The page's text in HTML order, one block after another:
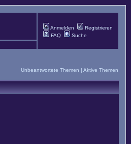
Anmelden
Registrieren
FAQ
Suche
Unbeantwortete Themen | Aktive Themen